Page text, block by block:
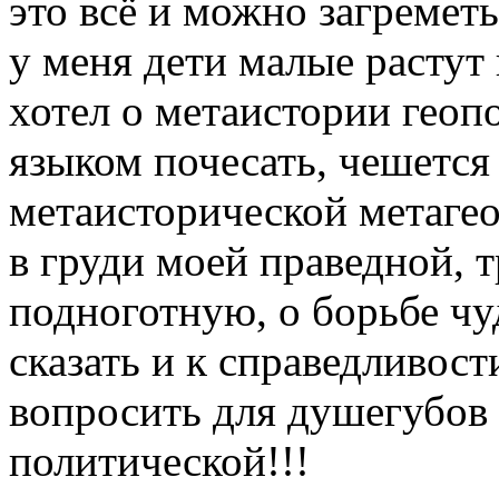
это всё и можно
у меня дети малые
хотел о метаистории
языком почесать,
метаисторической
в груди моей праведной,
подноготную, о борьбе
сказать и к
вопросить для
политической!!!